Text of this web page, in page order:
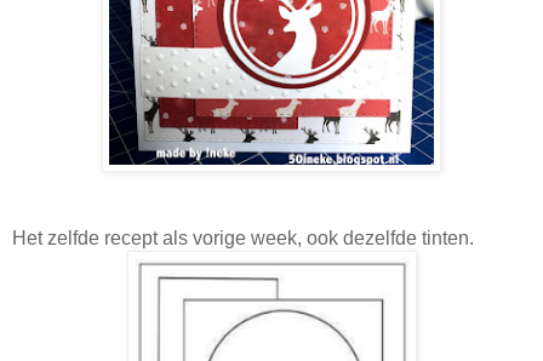
Het zelfde recept als vorige week, ook dezelfde tinten.